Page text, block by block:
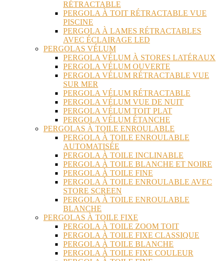
RÉTRACTABLE
PERGOLA À TOIT RÉTRACTABLE VUE
PISCINE
PERGOLA À LAMES RÉTRACTABLES
AVEC ÉCLAIRAGE LED
PERGOLAS VÉLUM
PERGOLA VÉLUM À STORES LATÉRAUX
PERGOLA VÉLUM OUVERTE
PERGOLA VÉLUM RÉTRACTABLE VUE
SUR MER
PERGOLA VÉLUM RÉTRACTABLE
PERGOLA VÉLUM VUE DE NUIT
PERGOLA VÉLUM TOIT PLAT
PERGOLA VÉLUM ÉTANCHE
PERGOLAS À TOILE ENROULABLE
PERGOLA À TOILE ENROULABLE
AUTOMATISÉE
PERGOLA À TOILE INCLINABLE
PERGOLA À TOILE BLANCHE ET NOIRE
PERGOLA À TOILE FINE
PERGOLA À TOILE ENROULABLE AVEC
STORE SCREEN
PERGOLA À TOILE ENROULABLE
BLANCHE
PERGOLAS À TOILE FIXE
PERGOLA À TOILE ZOOM TOIT
PERGOLA À TOILE FIXE CLASSIQUE
PERGOLA À TOILE BLANCHE
PERGOLA À TOILE FIXE COULEUR